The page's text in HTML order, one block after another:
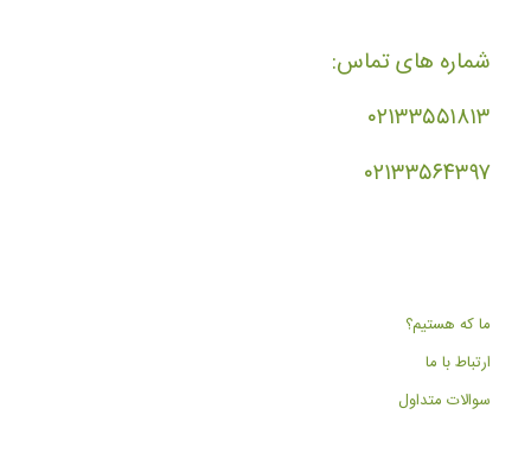
شماره های تماس:
۰۲۱۳۳۵۵۱۸۱۳
۰۲۱۳۳۵۶۴۳۹۷
ما که هستیم؟
ارتباط با ما
سوالات متداول